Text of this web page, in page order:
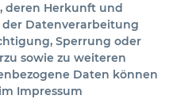
deren Herkunft und
Datenverarbeitung
Sperrung oder
sowie zu weiteren
Daten können
Impressum